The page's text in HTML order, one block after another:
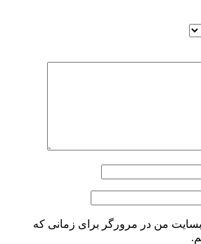
من در مرورگر برای زمانی که